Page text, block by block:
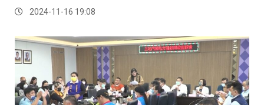
2024-11-16 19:08